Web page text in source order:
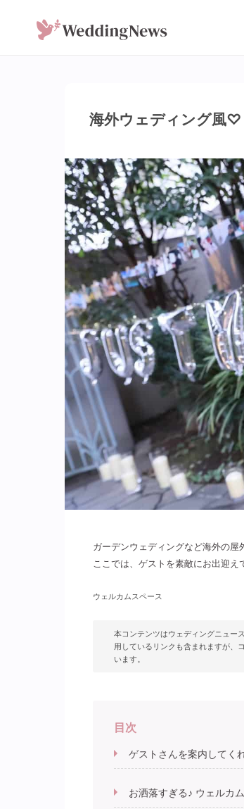
海外ウェディング風
ガーデンウェディングなど海外の屋
ここでは、ゲストを素敵にお出迎え
ウェルカムスペース
本コンテンツはウェディングニュー
用しているリンクも含まれますが、
います。
目次
ゲストさんを案内してく
お洒落すぎる♪ ウェルカ